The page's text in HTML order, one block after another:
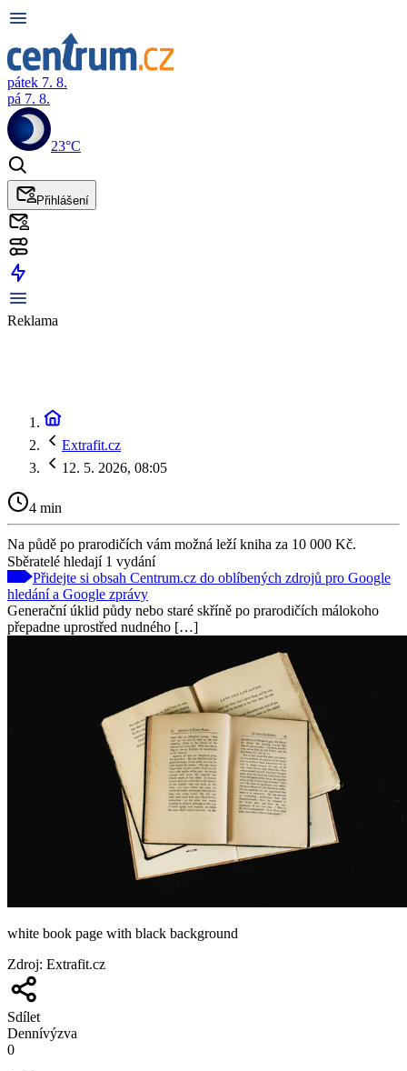
pátek 7. 8.
pá 7. 8.
23°C
Přihlášení
Reklama
Extrafit.cz
12. 5. 2026, 08:05
4 min
Na půdě po prarodičích vám možná leží kniha za 10 000 Kč.
Sběratelé hledají 1 vydání
Přidejte si obsah Centrum.cz do oblíbených zdrojů pro Google
hledání a Google zprávy
Generační úklid půdy nebo staré skříně po prarodičích málokoho
přepadne uprostřed nudného […]
white book page with black background
Zdroj: Extrafit.cz
Sdílet
Dennívýzva
0